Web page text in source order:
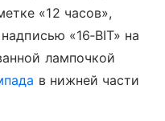
«12 часов»,
«16‑BIT» на
лампочкой
в нижней части